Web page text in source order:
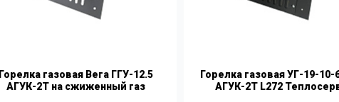
Горелка газовая Вега ГГУ-12.5
АГУК-2Т на сжиженный газ
Горелка газовая УГ-19-10-
АГУК-2Т L272